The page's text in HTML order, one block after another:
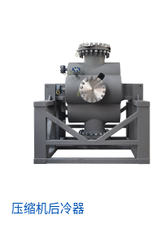
压缩机后冷器